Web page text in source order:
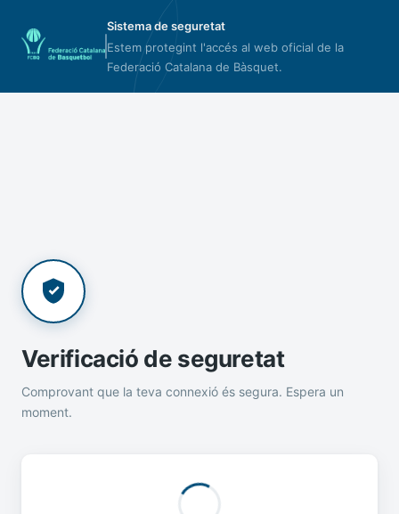
Sistema de seguretat
Estem protegint l'accés al web oficial de la
Federació Catalana de Bàsquet.
Verificació de seguretat
Comprovant que la teva connexió és segura. Espera un
moment.